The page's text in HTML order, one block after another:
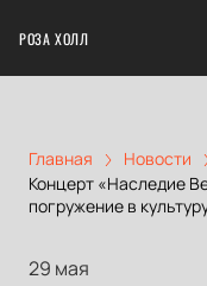
РОЗА ХОЛЛ
Главная
Новости
Концерт «Наследие
погружение в
29 мая